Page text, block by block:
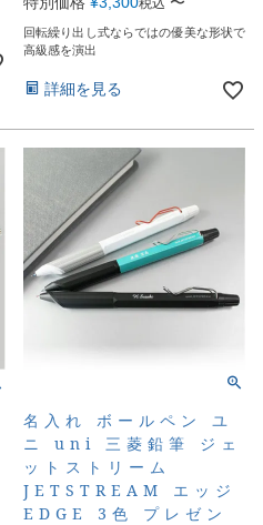
税込
回転繰り出し式ならではの優美な形状で
高級感を演出
詳細を見る
名入れ ボールペン ユ
ニ uni 三菱鉛筆 ジェ
ットストリーム
JETSTREAM エッジ
EDGE 3色 プレゼン